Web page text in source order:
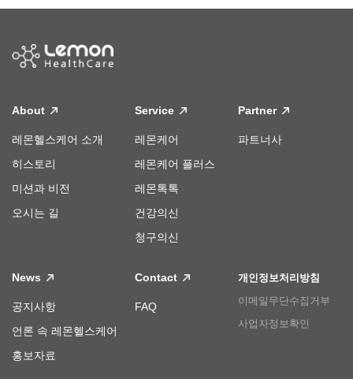
About
레몬헬스케어 소개
히스토리
미션과 비전
오시는 길
Service
레몬케어
레몬케어 플러스
레몬톡톡
건강의신
청구의신
Partner
파트너사
News
공지사항
언론 속 레몬헬스케어
홍보자료
Contact
FAQ
개인정보처리방침
이메일무단수집거부
사업자정보확인